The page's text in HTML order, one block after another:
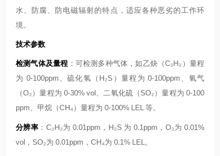
水、防腐、防电磁辐射的特点，适应各种恶劣的工作环
境。
技术参数
检测气体及量程 ：可检测多种气体，如乙炔（C₂H₂）量程
为 0-100ppm、硫化氢（H₂S）量程为 0-100ppm、氧气
（O₂）量程为 0-30% vol、二氧化硫（SO₂）量程为 0-100
ppm、甲烷（CH₄）量程为 0-100% LEL 等。
分辨率 ：C₂H₂为 0.01ppm，H₂S 为 0.1ppm，O₂为 0.01%
vol，SO₂为 0.01ppm，CH₄为 0.1% LEL。